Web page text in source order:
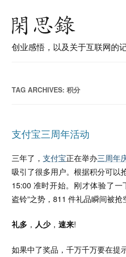
创业感悟，以及关于互联网的
TAG ARCHIVES: 积分
支付宝三周年活动
三年了， 支付宝正在举办三周年
吸引了很多用户。根据积分可以
15:00 准时开始。刚才体验了一
盗铃”之势，811 件礼品瞬间被抢
礼多 ， 人少， 速来!
如果中了奖品，千万千万要在提